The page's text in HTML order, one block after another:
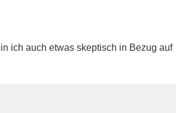
ich auch etwas skeptisch in Bezug auf